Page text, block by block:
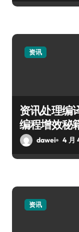
资讯
资讯处理编
编程增效秘
dawei 4 月
资讯